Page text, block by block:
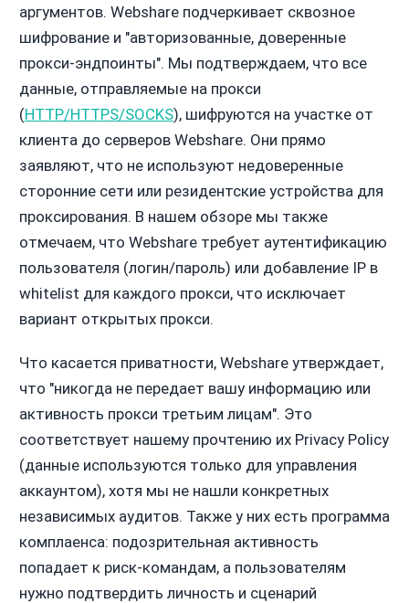
аргументов. Webshare подчеркивает сквозное
шифрование и "авторизованные, доверенные
прокси-эндпоинты". Мы подтверждаем, что все
данные, отправляемые на прокси
(HTTP/HTTPS/SOCKS), шифруются на участке от
клиента до серверов Webshare. Они прямо
заявляют, что не используют недоверенные
сторонние сети или резидентские устройства для
проксирования. В нашем обзоре мы также
отмечаем, что Webshare требует аутентификацию
пользователя (логин/пароль) или добавление IP в
whitelist для каждого прокси, что исключает
вариант открытых прокси.
Что касается приватности, Webshare утверждает,
что "никогда не передает вашу информацию или
активность прокси третьим лицам". Это
соответствует нашему прочтению их Privacy Policy
(данные используются только для управления
аккаунтом), хотя мы не нашли конкретных
независимых аудитов. Также у них есть программа
комплаенса: подозрительная активность
попадает к риск-командам, а пользователям
нужно подтвердить личность и сценарий